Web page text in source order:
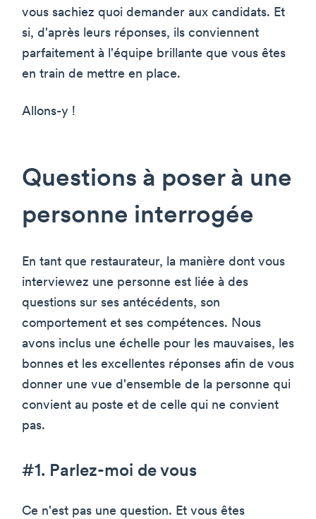
vous sachiez quoi demander aux candidats. Et
si, d'après leurs réponses, ils conviennent
parfaitement à l'équipe brillante que vous êtes
en train de mettre en place.
Allons-y !
Questions à poser à une
personne interrogée
En tant que restaurateur, la manière dont vous
interviewez une personne est liée à des
questions sur ses antécédents, son
comportement et ses compétences. Nous
avons inclus une échelle pour les mauvaises, les
bonnes et les excellentes réponses afin de vous
donner une vue d'ensemble de la personne qui
convient au poste et de celle qui ne convient
pas.
#1. Parlez-moi de vous
Ce n'est pas une question. Et vous êtes